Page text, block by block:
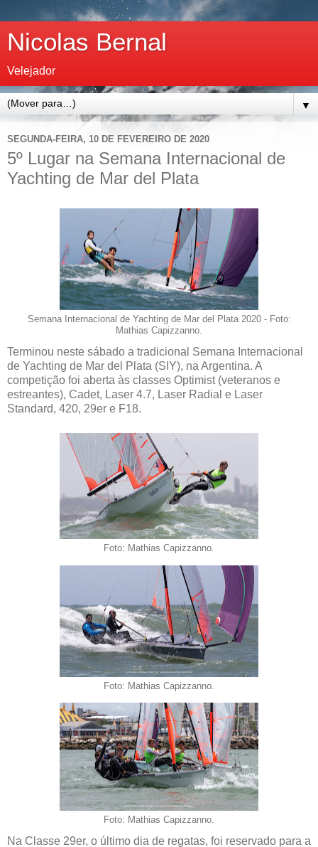
Nicolas Bernal
Velejador
▼
SEGUNDA-FEIRA, 10 DE FEVEREIRO DE 2020
5º Lugar na Semana Internacional de
Yachting de Mar del Plata
Semana Internacional de Yachting de Mar del Plata 2020 - Foto:
Mathias Capizzanno.
Terminou neste sábado a tradicional Semana Internacional
de Yachting de Mar del Plata (SIY), na Argentina. A
competição foi aberta às classes Optimist (veteranos e
estreantes), Cadet, Laser 4.7, Laser Radial e Laser
Standard, 420, 29er e F18.
Foto: Mathias Capizzanno.
Foto: Mathias Capizzanno.
Foto: Mathias Capizzanno.
Na Classe 29er, o último dia de regatas, foi reservado para a